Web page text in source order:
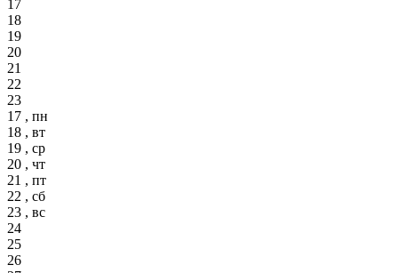
17
18
19
20
21
22
23
17 , пн
18 , вт
19 , ср
20 , чт
21 , пт
22 , сб
23 , вс
24
25
26